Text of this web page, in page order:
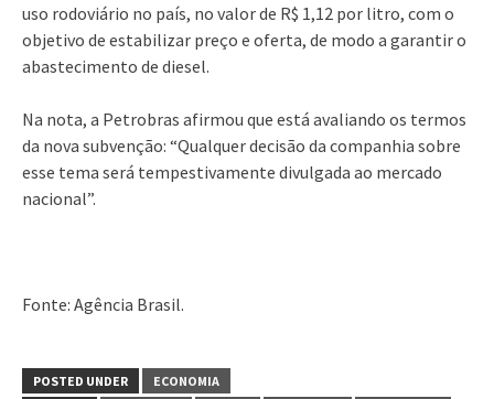
uso rodoviário no país, no valor de R$ 1,12 por litro, com o
objetivo de estabilizar preço e oferta, de modo a garantir o
abastecimento de diesel.
Na nota, a Petrobras afirmou que está avaliando os termos
da nova subvenção: “Qualquer decisão da companhia sobre
esse tema será tempestivamente divulgada ao mercado
nacional”.
Fonte: Agência Brasil.
POSTED UNDER
ECONOMIA